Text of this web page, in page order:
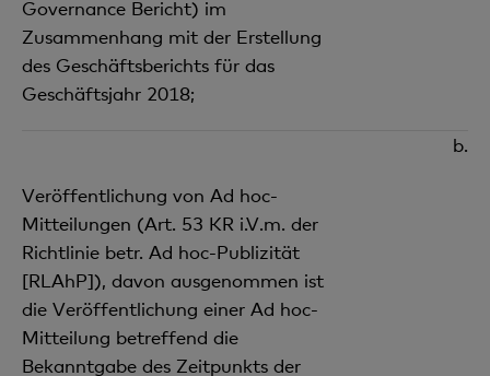
Governance Bericht) im
Zusammenhang mit der Erstellung
des Geschäftsberichts für das
Geschäftsjahr 2018;
b.
Veröffentlichung von Ad hoc-
Mitteilungen (Art. 53 KR i.V.m. der
Richtlinie betr. Ad hoc-Publizität
[RLAhP]), davon ausgenommen ist
die Veröffentlichung einer Ad hoc-
Mitteilung betreffend die
Bekanntgabe des Zeitpunkts der